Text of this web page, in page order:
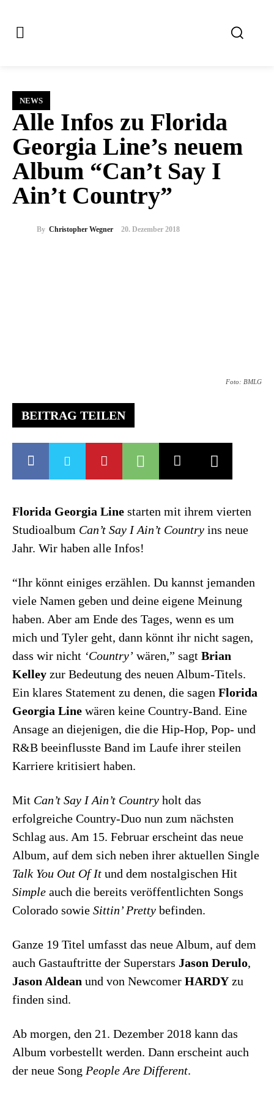
NEWS
Alle Infos zu Florida
Georgia Line’s neuem
Album “Can’t Say I
Ain’t Country”
By Christopher Wegner 20. Dezember 2018
Foto: BMLG
BEITRAG TEILEN
Florida Georgia Line starten mit ihrem vierten
Studioalbum Can’t Say I Ain’t Country ins neue
Jahr. Wir haben alle Infos!
“Ihr könnt einiges erzählen. Du kannst jemanden
viele Namen geben und deine eigene Meinung
haben. Aber am Ende des Tages, wenn es um
mich und Tyler geht, dann könnt ihr nicht sagen,
dass wir nicht ‘Country’ wären,” sagt Brian
Kelley zur Bedeutung des neuen Album-Titels.
Ein klares Statement zu denen, die sagen Florida
Georgia Line wären keine Country-Band. Eine
Ansage an diejenigen, die die Hip-Hop, Pop- und
R&B beeinflusste Band im Laufe ihrer steilen
Karriere kritisiert haben.
Mit Can’t Say I Ain’t Country holt das
erfolgreiche Country-Duo nun zum nächsten
Schlag aus. Am 15. Februar erscheint das neue
Album, auf dem sich neben ihrer aktuellen Single
Talk You Out Of It und dem nostalgischen Hit
Simple auch die bereits veröffentlichten Songs
Colorado sowie Sittin’ Pretty befinden.
Ganze 19 Titel umfasst das neue Album, auf dem
auch Gastauftritte der Superstars Jason Derulo,
Jason Aldean und von Newcomer HARDY zu
finden sind.
Ab morgen, den 21. Dezember 2018 kann das
Album vorbestellt werden. Dann erscheint auch
der neue Song People Are Different.